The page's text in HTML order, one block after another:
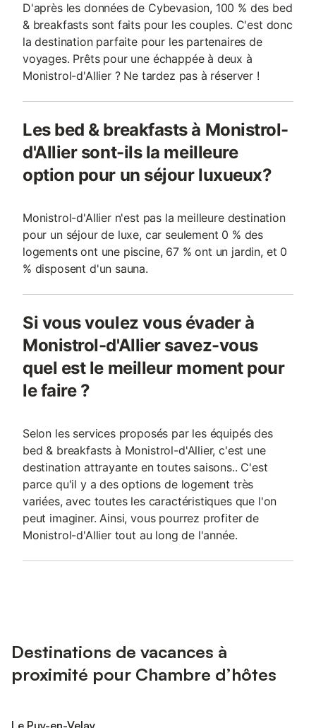
D'après les données de Cybevasion, 100 % des bed
& breakfasts sont faits pour les couples. C'est donc
la destination parfaite pour les partenaires de
voyages. Prêts pour une échappée à deux à
Monistrol-d'Allier ? Ne tardez pas à réserver !
Les bed & breakfasts à Monistrol-
d'Allier sont-ils la meilleure
option pour un séjour luxueux?
Monistrol-d'Allier n'est pas la meilleure destination
pour un séjour de luxe, car seulement 0 % des
logements ont une piscine, 67 % ont un jardin, et 0
% disposent d'un sauna.
Si vous voulez vous évader à
Monistrol-d'Allier savez-vous
quel est le meilleur moment pour
le faire ?
Selon les services proposés par les équipés des
bed & breakfasts à Monistrol-d'Allier, c'est une
destination attrayante en toutes saisons.. C'est
parce qu'il y a des options de logement très
variées, avec toutes les caractéristiques que l'on
peut imaginer. Ainsi, vous pourrez profiter de
Monistrol-d'Allier tout au long de l'année.
Destinations de vacances à
proximité pour Chambre d’hôtes
Le Puy-en-Velay